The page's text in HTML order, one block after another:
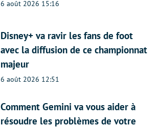
6 août 2026 15:16
Disney+ va ravir les fans de foot
avec la diffusion de ce championnat
majeur
6 août 2026 12:51
Comment Gemini va vous aider à
résoudre les problèmes de votre